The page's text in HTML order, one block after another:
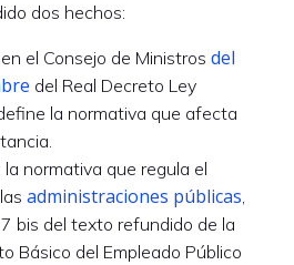
dos hechos:
el Consejo de Ministros del
del Real Decreto Ley
la normativa que afecta
la normativa que regula el
administraciones públicas,
bis del texto refundido de la
Básico del Empleado Público